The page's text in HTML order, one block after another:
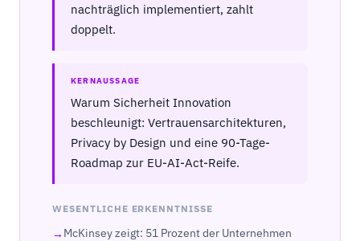
nachträglich implementiert, zahlt
doppelt.
KERNAUSSAGE
Warum Sicherheit Innovation
beschleunigt: Vertrauensarchitekturen,
Privacy by Design und eine 90-Tage-
Roadmap zur EU-AI-Act-Reife.
WESENTLICHE ERKENNTNISSE
McKinsey zeigt: 51 Prozent der Unternehmen